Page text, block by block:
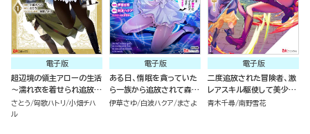
電子版
超辺境の領主アローの生活
～濡れ衣を着せられ追放さ
れましたが、二人の女神と
新生活を送ります～ コミッ
さとう 匈歌ハトリ 小畑チハ
ル
電子版
ある日、惰眠を貪っていた
ら一族から追放されて森に
捨てられました そのまま
伊草さゆ 白波ハクア まさよ
電子版
二度追放された冒険者、激
レアスキル駆使して美少女
軍団を育成中！ コミック版
青木千尋 南野雪花